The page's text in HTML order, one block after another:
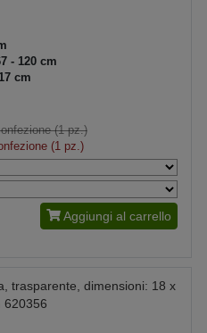
- 120 cm
17 cm
(1 pz.)
(1 pz.)
Aggiungi al carrello
trasparente, dimensioni: 18 x
620356